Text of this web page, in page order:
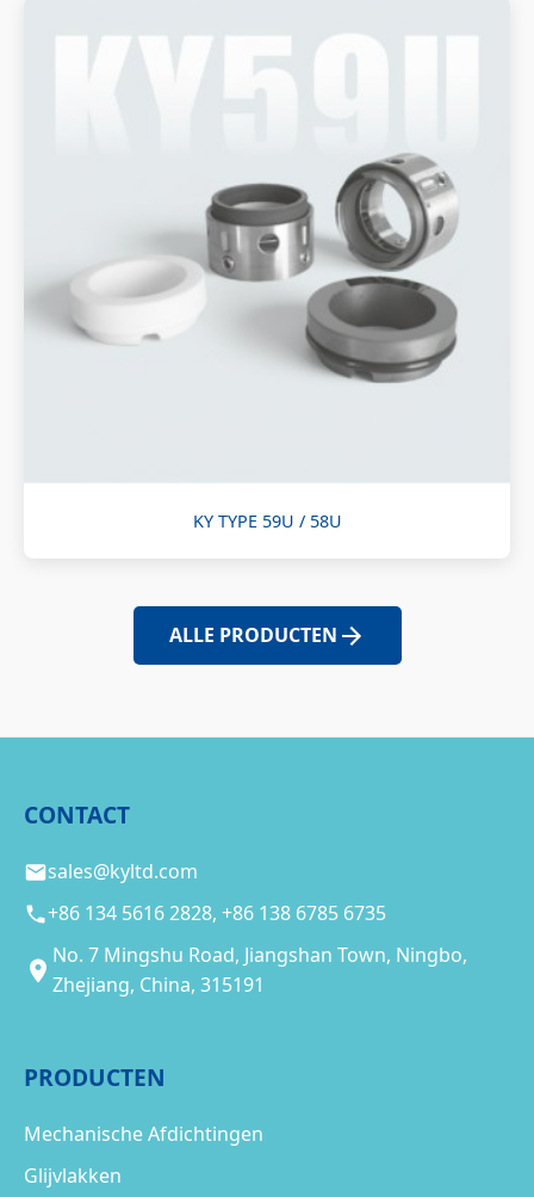
KY TYPE 59U / 58U
ALLE PRODUCTEN
CONTACT
sales@kyltd.com
+86 134 5616 2828, +86 138 6785 6735
No. 7 Mingshu Road, Jiangshan Town, Ningbo,
Zhejiang, China, 315191
PRODUCTEN
Mechanische Afdichtingen
Glijvlakken